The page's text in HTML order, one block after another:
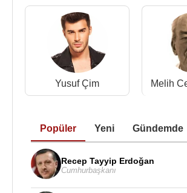
Yusuf Çim Melih
Popüler Yeni Gündemde
Recep Tayyip Erdoğan
Cumhurbaşkanı